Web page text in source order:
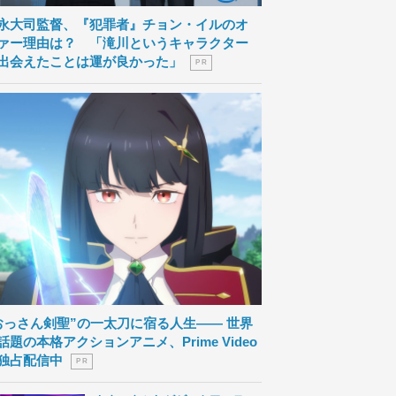
大司監督、『犯罪者』チョン・イルのオ
ー理由は？ 「滝川というキャラクター
会えたことは運が良かった」
P R
っさん剣聖”の一太刀に宿る人生―― 世界
題の本格アクションアニメ、Prime Video
占配信中
P R